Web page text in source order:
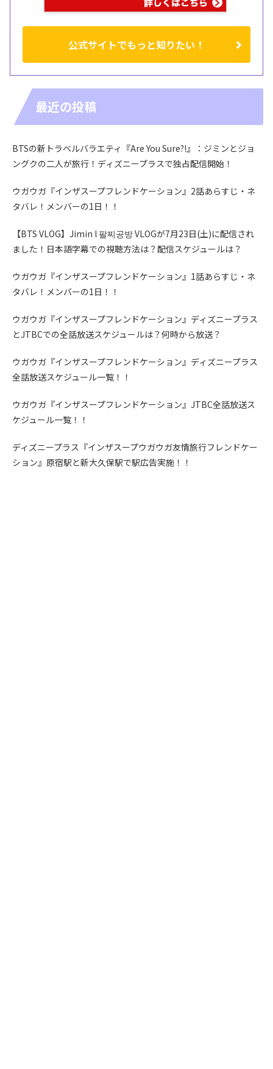
公式サイトでもっと知りたい！
最近の投稿
BTSの新トラベルバラエティ『Are You Sure?!』：ジミンとジョ
ングクの二人が旅行！ディズニープラスで独占配信開始！
ウガウガ『インザスープフレンドケーション』2話あらすじ・ネ
タバレ！メンバーの1日！！
【BTS VLOG】Jimin l 팔찌공방 VLOGが7月23日(土)に配信され
ました！日本語字幕での視聴方法は？配信スケジュールは？
ウガウガ『インザスープフレンドケーション』1話あらすじ・ネ
タバレ！メンバーの1日！！
ウガウガ『インザスープフレンドケーション』ディズニープラス
とJTBCでの全話放送スケジュールは？何時から放送？
ウガウガ『インザスープフレンドケーション』ディズニープラス
全話放送スケジュール一覧！！
ウガウガ『インザスープフレンドケーション』JTBC全話放送ス
ケジュール一覧！！
ディズニープラス『インザスープウガウガ友情旅行フレンドケー
ション』原宿駅と新大久保駅で駅広告実施！！